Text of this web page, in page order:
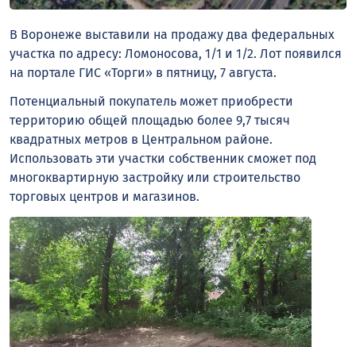
В Воронеже выставили на продажу два федеральных
участка по адресу: Ломоносова, 1/1 и 1/2. Лот появился
на портале ГИС «Торги» в пятницу, 7 августа.
Потенциальный покупатель может приобрести
территорию общей площадью более 9,7 тысяч
квадратных метров в Центральном районе.
Использовать эти участки собственник сможет под
многоквартирную застройку или строительство
торговых центров и магазинов.